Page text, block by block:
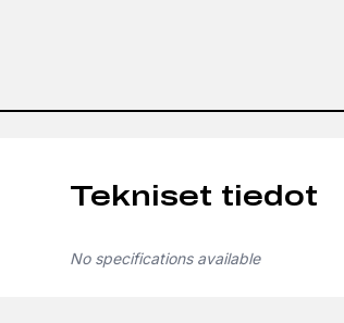
Tekniset tiedot
No specifications available